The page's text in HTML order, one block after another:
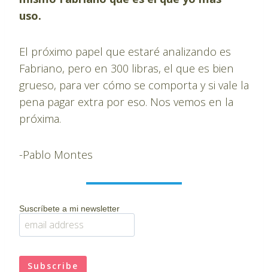
uso.
El próximo papel que estaré analizando es
Fabriano, pero en 300 libras, el que es bien
grueso, para ver cómo se comporta y si vale la
pena pagar extra por eso. Nos vemos en la
próxima.
-Pablo Montes
Suscríbete a mi newsletter